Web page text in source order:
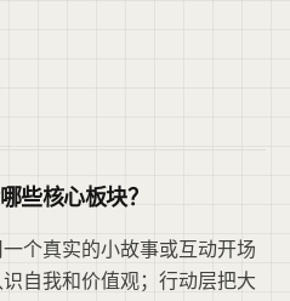
些核心板块？
个真实的小故事或互动开场
自我和价值观；行动层把大